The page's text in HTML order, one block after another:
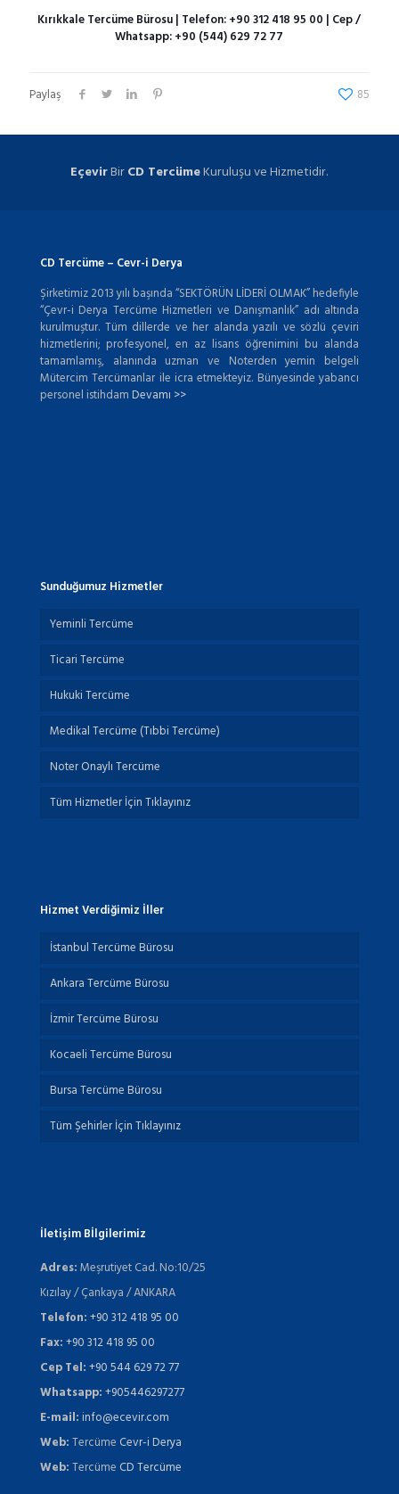
Kırıkkale Tercüme Bürosu| Telefon:+90 312 418 95 00 | Cep /
Whatsapp:+90 (544) 629 72 77
Paylaş 85
EçevirBirCD TercümeKuruluşu ve Hizmetidir.
CD Tercüme – Cevr-i Derya
Şirketimiz 2013 yılı başında “SEKTÖRÜN LİDERİ OLMAK” hedefiyle
“Çevr-i Derya Tercüme Hizmetleri ve Danışmanlık” adı altında
kurulmuştur. Tüm dillerde ve her alanda yazılı ve sözlü çeviri
hizmetlerini; profesyonel, en az lisans öğrenimini bu alanda
tamamlamış, alanında uzman ve Noterden yemin belgeli
Mütercim Tercümanlar ile icra etmekteyiz. Bünyesinde yabancı
personel istihdamDevamı >>
Sunduğumuz Hizmetler
Yeminli Tercüme
Ticari Tercüme
Hukuki Tercüme
Medikal Tercüme (Tıbbi Tercüme)
Noter Onaylı Tercüme
Tüm Hizmetler İçin Tıklayınız
Hizmet Verdiğimiz İller
İstanbul Tercüme Bürosu
Ankara Tercüme Bürosu
İzmir Tercüme Bürosu
Kocaeli Tercüme Bürosu
Bursa Tercüme Bürosu
Tüm Şehirler İçin Tıklayınız
İletişim Bİlgilerimiz
Adres:Meşrutiyet Cad. No:10/25
Kızılay / Çankaya / ANKARA
Telefon:+90 312 418 95 00
Fax:+90 312 418 95 00
Cep Tel:+90 544 629 72 77
Whatsapp:+905446297277
E-mail:info@ecevir.com
Web:Tercüme Cevr-i Derya
Web:Tercüme CD Tercüme